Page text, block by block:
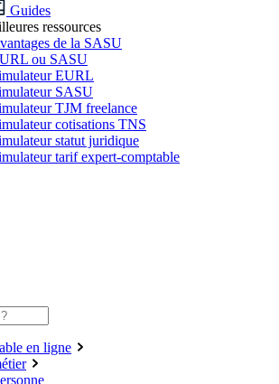
Guides
ressources
de la SASU
ou SASU
EURL
SASU
TJM freelance
cotisations TNS
statut juridique
tarif expert-comptable
en ligne